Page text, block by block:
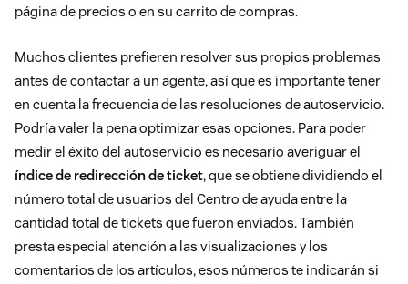
página de precios o en su carrito de compras.
Muchos clientes prefieren resolver sus propios problemas
antes de contactar a un agente, así que es importante tener
en cuenta la frecuencia de las resoluciones de autoservicio.
Podría valer la pena optimizar esas opciones. Para poder
medir el éxito del autoservicio es necesario averiguar el
índice de redirección de ticket, que se obtiene dividiendo el
número total de usuarios del Centro de ayuda entre la
cantidad total de tickets que fueron enviados. También
presta especial atención a las visualizaciones y los
comentarios de los artículos, esos números te indicarán si